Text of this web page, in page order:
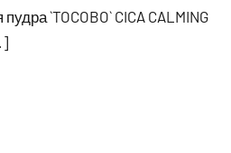
`TOCOBO` CICA CALMING